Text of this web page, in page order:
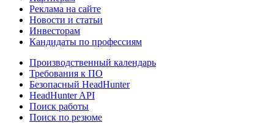
Реклама на сайте
Новости и статьи
Инвесторам
Кандидаты по профессиям
Производственный календарь
Требования к ПО
Безопасный HeadHunter
HeadHunter API
Поиск работы
Поиск по резюме